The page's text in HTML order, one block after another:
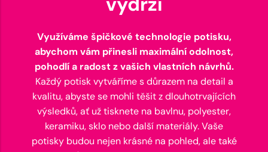
Využíváme špičkové technologie potisku,
abychom vám přinesli maximální odolnost,
pohodlí a radost z vašich vlastních návrhů.
Každý potisk vytváříme s důrazem na detail a
kvalitu, abyste se mohli těšit z dlouhotrvajících
výsledků, ať už tisknete na bavlnu, polyester,
keramiku, sklo nebo další materiály. Vaše
potisky budou nejen krásné na pohled, ale také